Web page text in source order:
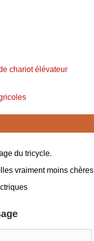
chariot élévateur
du tricycle.
vraiment moins chères